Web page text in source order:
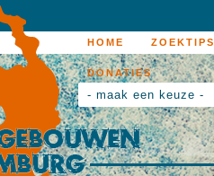
HOME ZOEKTIPS
DONATIES
- maak een keuze -